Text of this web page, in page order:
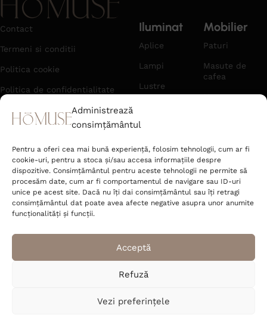
Administrează
consimțământul
Pentru a oferi cea mai bună experiență, folosim tehnologii, cum ar fi
cookie-uri, pentru a stoca și/sau accesa informațiile despre
dispozitive. Consimțământul pentru aceste tehnologii ne permite să
procesăm date, cum ar fi comportamentul de navigare sau ID-uri
unice pe acest site. Dacă nu îți dai consimțământul sau îți retragi
consimțământul dat poate avea afecte negative asupra unor anumite
funcționalități și funcții.
Acceptă
Refuză
Vezi preferințele
Contact
Termeni si conditii
Politica cookie
Politica de confidentialitate
Politica de anulare si retur
Retrageți-vă din contract aici
Livrare
Informatii Ordin 225/2023
Verificare AWB
Affiliate Marketing Partner
Iluminat
Aplice
Lampi
Lustre
Veioze
Toate
produsele
Mobilier
Paturi
Masute de
cafea
Mese
Scaune
Strada Râtului nr. 6 Sat Jucu de Mijloc,